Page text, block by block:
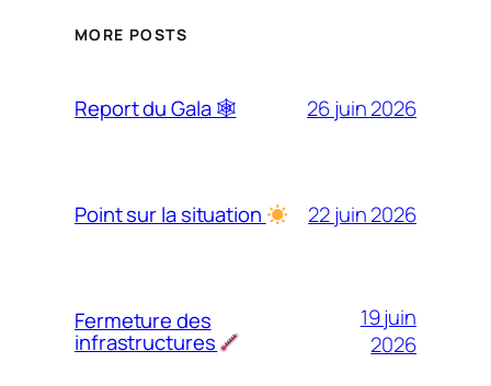
MORE POSTS
Report du Gala 🕸 26 juin 2026
Point sur la situation 22 juin 2026
Fermeture des
infrastructures
19 juin
2026